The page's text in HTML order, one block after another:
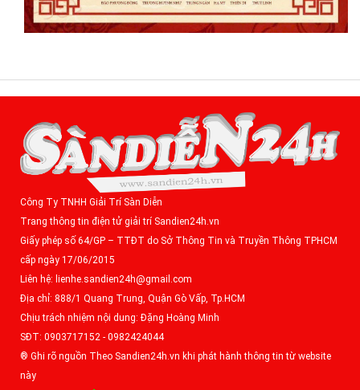
Công Ty TNHH Giải Trí Sàn Diễn
Trang thông tin điện tử giải trí Sandien24h.vn
Giấy phép số 64/GP – TTĐT do Sở Thông Tin và Truyền Thông TPHCM
cấp ngày 17/06/2015
Liên hệ: lienhe.sandien24h@gmail.com
Địa chỉ: 888/1 Quang Trung, Quận Gò Vấp, Tp.HCM
Chịu trách nhiệm nội dung: Đặng Hoàng Minh
SĐT: 0903717152 - 0982424044
® Ghi rõ nguồn Theo Sandien24h.vn khi phát hành thông tin từ website
này